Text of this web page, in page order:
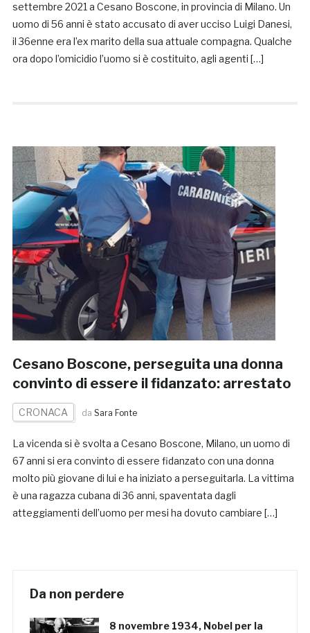
settembre 2021 a Cesano Boscone, in provincia di Milano. Un
uomo di 56 anni è stato accusato di aver ucciso Luigi Danesi,
il 36enne era l’ex marito della sua attuale compagna. Qualche
ora dopo l’omicidio l’uomo si è costituito, agli agenti […]
Cesano Boscone, perseguita una donna
convinto di essere il fidanzato: arrestato
CRONACA da Sara Fonte
La vicenda si è svolta a Cesano Boscone, Milano, un uomo di
67 anni si era convinto di essere fidanzato con una donna
molto più giovane di lui e ha iniziato a perseguitarla. La vittima
è una ragazza cubana di 36 anni, spaventata dagli
atteggiamenti dell’uomo per mesi ha dovuto cambiare […]
Da non perdere
8 novembre 1934, Nobel per la